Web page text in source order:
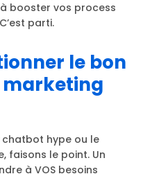
booster vos process
parti.
le bon
marketing
hype ou le
faisons le point. Un
à VOS besoins